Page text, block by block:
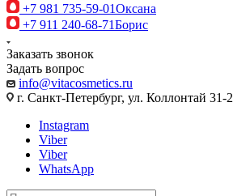
+7 981 735-59-01Оксана
+7 911 240-68-71Борис
Заказать звонок
Задать вопрос
info@vitacosmetics.ru
г. Санкт-Петербург, ул. Коллонтай 31-2
Instagram
Viber
Viber
WhatsApp